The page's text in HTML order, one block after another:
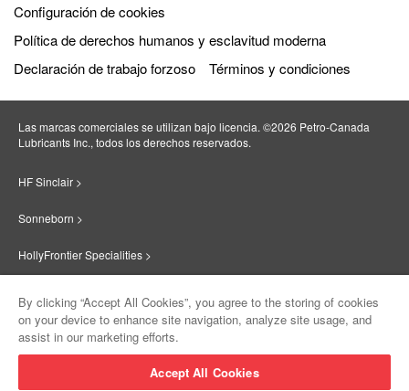
Configuración de cookies
Política de derechos humanos y esclavitud moderna
Declaración de trabajo forzoso
Términos y condiciones
Las marcas comerciales se utilizan bajo licencia. ©2026 Petro‐Canada
Lubricants Inc., todos los derechos reservados.
HF Sinclair >
Sonneborn >
HollyFrontier Specialities >
Suniso >
By clicking “Accept All Cookies”, you agree to the storing of cookies
on your device to enhance site navigation, analyze site usage, and
assist in our marketing efforts.
Accept All Cookies